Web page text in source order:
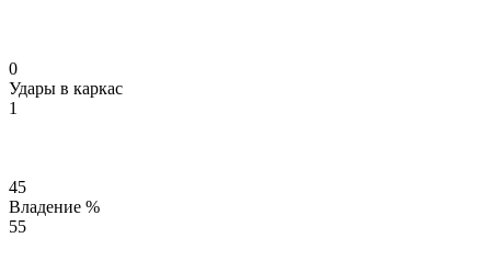
0
Удары в каркас
1
45
Владение %
55